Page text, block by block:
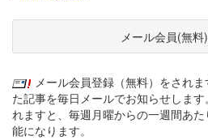
メール会員(無料
メール会員登録（無料）をされ
た記事を毎日メールでお知らせしま
れますと、毎週月曜からの一週間あ
能になります。